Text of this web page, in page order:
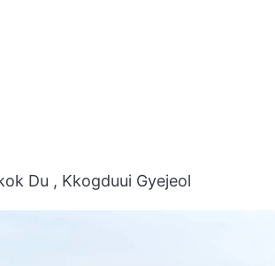
Du , Kkogduui Gyejeol